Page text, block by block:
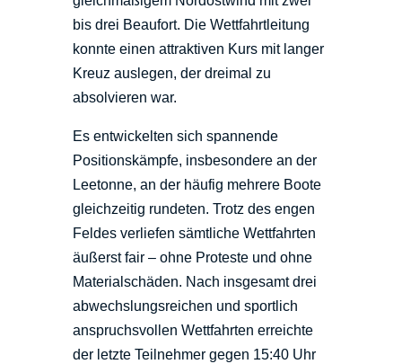
bis drei Beaufort. Die Wettfahrtleitung
konnte einen attraktiven Kurs mit langer
Kreuz auslegen, der dreimal zu
absolvieren war.
Es entwickelten sich spannende
Positionskämpfe, insbesondere an der
Leetonne, an der häufig mehrere Boote
gleichzeitig rundeten. Trotz des engen
Feldes verliefen sämtliche Wettfahrten
äußerst fair – ohne Proteste und ohne
Materialschäden. Nach insgesamt drei
abwechslungsreichen und sportlich
anspruchsvollen Wettfahrten erreichte
der letzte Teilnehmer gegen 15:40 Uhr